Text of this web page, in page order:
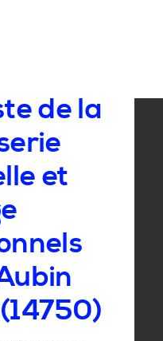
de la
et